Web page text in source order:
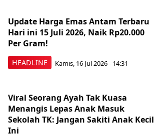
HEADLINE
Update Harga Emas Antam Terbaru
Hari ini 15 Juli 2026, Naik Rp20.000
Per Gram!
Kamis, 16 Jul 2026 - 14:31
Viral Seorang Ayah Tak Kuasa
Menangis Lepas Anak Masuk
Sekolah TK: Jangan Sakiti Anak Kecil
Ini